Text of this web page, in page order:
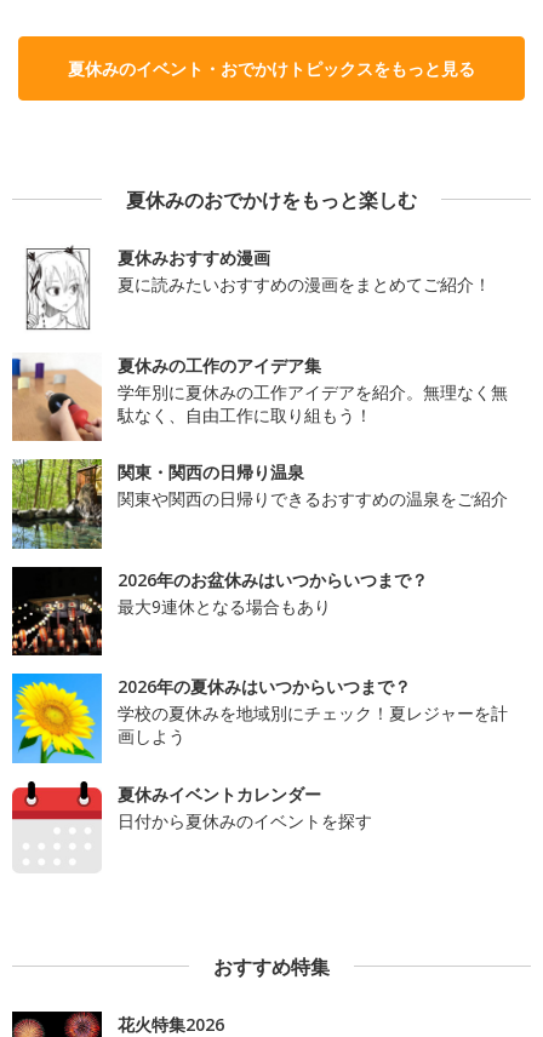
夏休みのイベント・おでかけトピックスをもっと見る
夏休みのおでかけをもっと楽しむ
夏休みおすすめ漫画
夏に読みたいおすすめの漫画をまとめてご紹介！
夏休みの工作のアイデア集
学年別に夏休みの工作アイデアを紹介。無理なく無
駄なく、自由工作に取り組もう！
関東・関西の日帰り温泉
関東や関西の日帰りできるおすすめの温泉をご紹介
2026年のお盆休みはいつからいつまで？
最大9連休となる場合もあり
2026年の夏休みはいつからいつまで？
学校の夏休みを地域別にチェック！夏レジャーを計
画しよう
夏休みイベントカレンダー
日付から夏休みのイベントを探す
おすすめ特集
花火特集2026